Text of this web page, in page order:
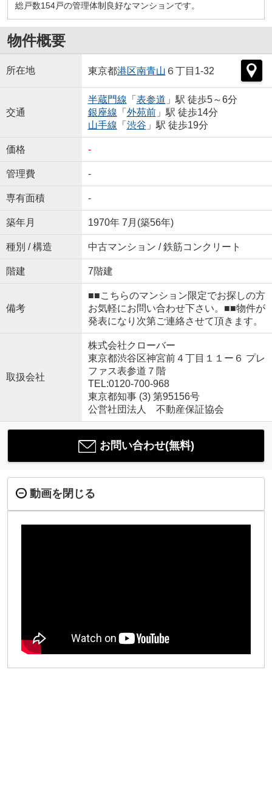
総戸数154戸の管理体制良好なマンションです。
物件概要
所在地 東京都港区南青山 ６丁目1-32
交通
半蔵門線 「 表参道 」駅 徒歩5～6分
銀座線 「 外苑前」駅 徒歩14分
山手線 「 渋谷 」駅 徒歩19分
価格 -
管理費 -
専有面積 -
築年月 1970年 7月(築56年)
種別 / 構造 中古マンション / 鉄筋コンクリート
階建 7階建
備考
■■こちらのマンション限定でお探しの方
お気軽にお問い合わせ下さい。■■物件が
発表になり次第ご連絡させて頂きます。
取扱会社
株式会社クローバー
東京都渋谷区神宮前４丁目１１ー６ プレ
ファス表参道７階
TEL:0120-700-968
東京都知事 (3) 第95156号
公営社団法人 不動産保証協会
お問い合わせ(無料)
動画を閉じる